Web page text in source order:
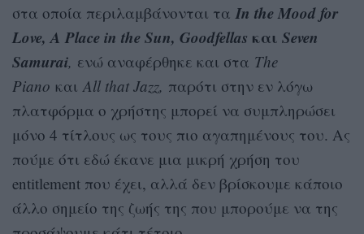
στα οποία περιλαμβάνονται τα In the Mood for
Love, A Place in the Sun, Goodfellas και Seven
Samurai, ενώ αναφέρθηκε και στα The
Piano και All that Jazz, παρότι στην εν λόγω
πλατφόρμα ο χρήστης μπορεί να συμπληρώσει
μόνο 4 τίτλους ως τους πιο αγαπημένους του. Ας
πούμε ότι εδώ έκανε μια μικρή χρήση του
entitlement που έχει, αλλά δεν βρίσκουμε κάποιο
άλλο σημείο της ζωής της που μπορούμε να της